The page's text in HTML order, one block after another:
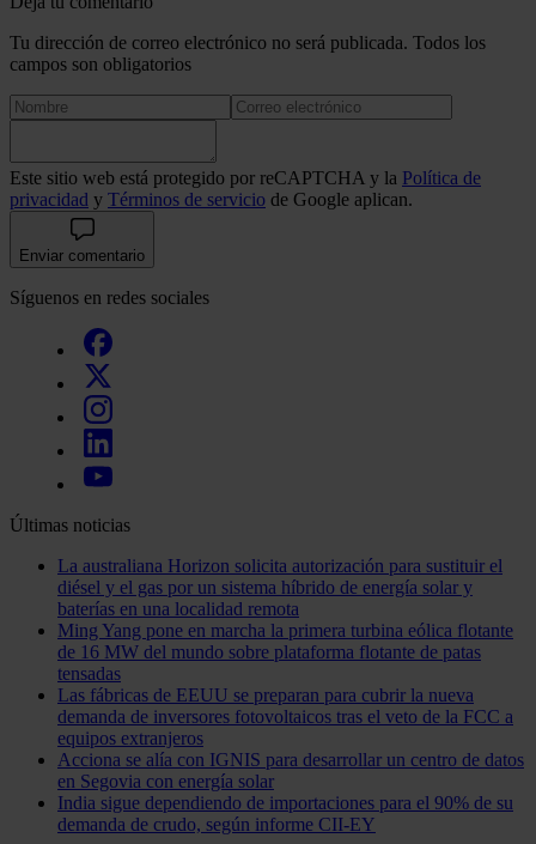
Tu dirección de correo electrónico no será publicada. Todos los
campos son obligatorios
Este sitio web está protegido por reCAPTCHA y la Política de
privacidad y Términos de servicio de Google aplican.
Enviar comentario
Síguenos en redes sociales
Últimas noticias
La australiana Horizon solicita autorización para sustituir el
diésel y el gas por un sistema híbrido de energía solar y
baterías en una localidad remota
Ming Yang pone en marcha la primera turbina eólica flotante
de 16 MW del mundo sobre plataforma flotante de patas
tensadas
Las fábricas de EEUU se preparan para cubrir la nueva
demanda de inversores fotovoltaicos tras el veto de la FCC a
equipos extranjeros
Acciona se alía con IGNIS para desarrollar un centro de datos
en Segovia con energía solar
India sigue dependiendo de importaciones para el 90% de su
demanda de crudo, según informe CII-EY